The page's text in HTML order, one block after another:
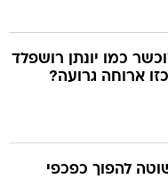
כמו יונתן רושפלד
ארוחה גרועה?
להפוך כפכפי